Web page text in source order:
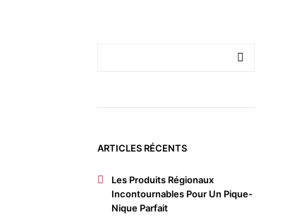
ARTICLES RÉCENTS
Les Produits Régionaux
Incontournables Pour Un Pique-
Nique Parfait